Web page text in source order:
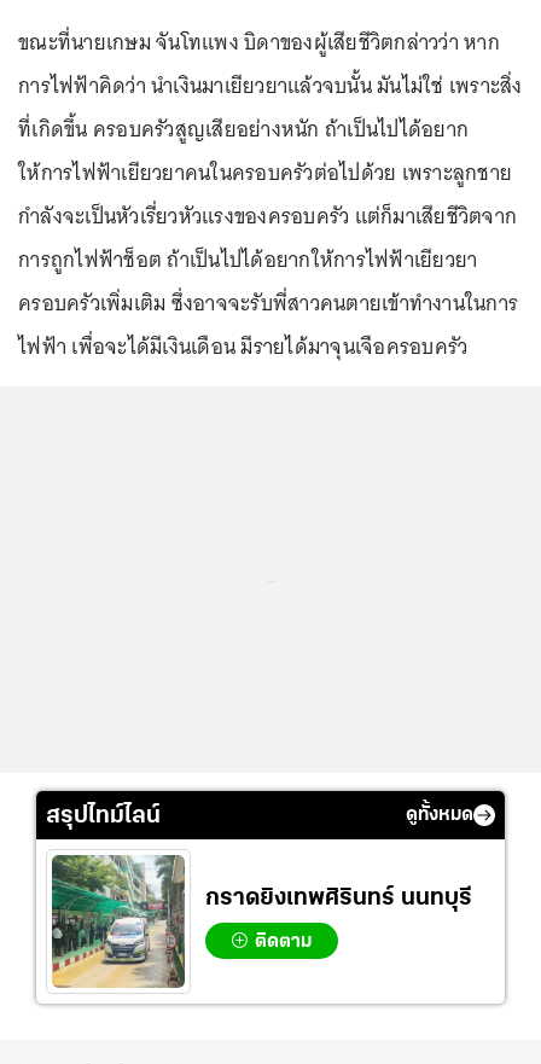
ขณะที่นายเกษม จันโทแพง บิดาของผู้เสียชีวิตกล่าวว่า หาก
การไฟฟ้าคิดว่า นำเงินมาเยียวยาแล้วจบนั้น มันไม่ใช่ เพราะสิ่ง
ที่เกิดขึ้น ครอบครัวสูญเสียอย่างหนัก ถ้าเป็นไปได้อยาก
ให้การไฟฟ้าเยียวยาคนในครอบครัวต่อไปด้วย เพราะลูกชาย
กำลังจะเป็นหัวเรี่ยวหัวแรงของครอบครัว แต่ก็มาเสียชีวิตจาก
การถูกไฟฟ้าช็อต ถ้าเป็นไปได้อยากให้การไฟฟ้าเยียวยา
ครอบครัวเพิ่มเติม ซึ่งอาจจะรับพี่สาวคนตายเข้าทำงานในการ
ไฟฟ้า เพื่อจะได้มีเงินเดือน มีรายได้มาจุนเจือครอบครัว
สรุปไทม์ไลน์ ดูทั้งหมด
กราดยิงเทพศิรินทร์ นนทบุรี
ติดตาม